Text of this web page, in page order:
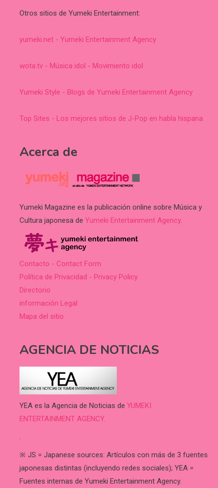
Otros sitios de Yumeki Entertainment:
yumeki.net - Yumeki Entertainment Agency
wota.tv - Música idol - Movimiento idol
Yumeki Style - Blogs de Yumeki Entertainment Agency
Top Sites - Los mejores sitios de J-Pop en habla hispana
Acerca de
Yumeki Magazine es la publicación online sobre Música y
Cultura japonesa de Yumeki Entertainment Agency.
Contacto - Contact Form
Política de Privacidad - Privacy Policy
Directorio
información Legal
Mapa del sitio
AGENCIA DE NOTICIAS
YEA es la Agencia de Noticias de YUMEKI
ENTERTAINMENT AGENCY.
.
※ JS = Japanese sources: Artículos con más de 3 fuentes
japonesas distintas (incluyendo redes sociales); YEA =
Fuentes internas de Yumeki Entertainment Agency.